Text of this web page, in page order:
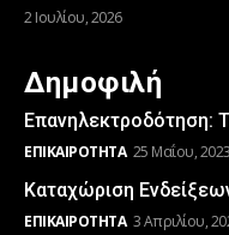
2 Ιουλίου, 2026
Δημοφιλή
Επανηλεκτροδότηση:
ΕΠΙΚΑΙΡΌΤΗΤΑ 25 Μαΐου, 2023
Καταχώριση
ΕΠΙΚΑΙΡΌΤΗΤΑ 3 Απριλίου,